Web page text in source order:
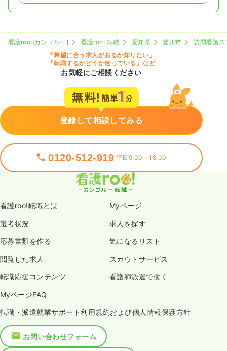
看護roo![カンゴルー] 看護roo! 転職 愛知県 豊川市
訪問看護
「希望に合う求人があるか知りたい」
「転職するかどうか迷っている」など
お気軽にご相談ください
登録して相談してみる
0120-512-919 平日9:00～18:00
看護roo!転職とは Myページ
選考状況 求人を探す
応募書類を作る 気になるリスト
閲覧した求人 スカウトサービス
転職応援コンテンツ 看護師派遣で働く
MyページFAQ
転職・派遣就業サポート利用規約および個人情報保護方針
お問い合わせフォーム